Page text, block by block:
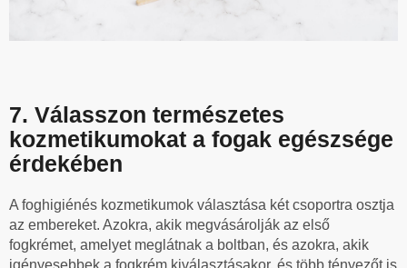
7. Válasszon természetes
kozmetikumokat a fogak egészsége
érdekében
A foghigiénés kozmetikumok választása két csoportra osztja
az embereket. Azokra, akik megvásárolják az első
fogkrémet, amelyet meglátnak a boltban, és azokra, akik